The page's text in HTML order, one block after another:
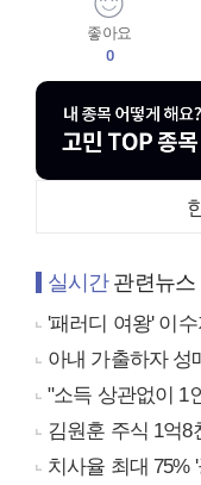
좋아요
0
실시간관련뉴스
'패러디 여왕' 이
아내 가출하자 성
"소득 상관없이 1
김원훈 주식 1억
치사율 최대 75%